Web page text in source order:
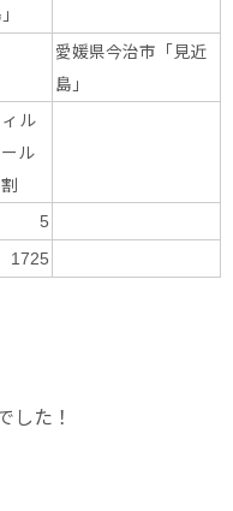
愛媛県今治市「見近
島」
ル
ル
5
1725
した！